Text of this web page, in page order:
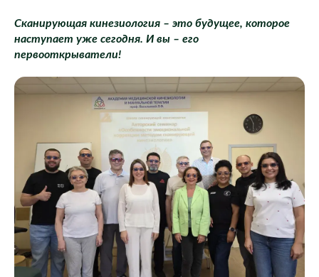
Сканирующая кинезиология – это будущее, которое
наступает уже сегодня. И вы – его
первооткрыватели!